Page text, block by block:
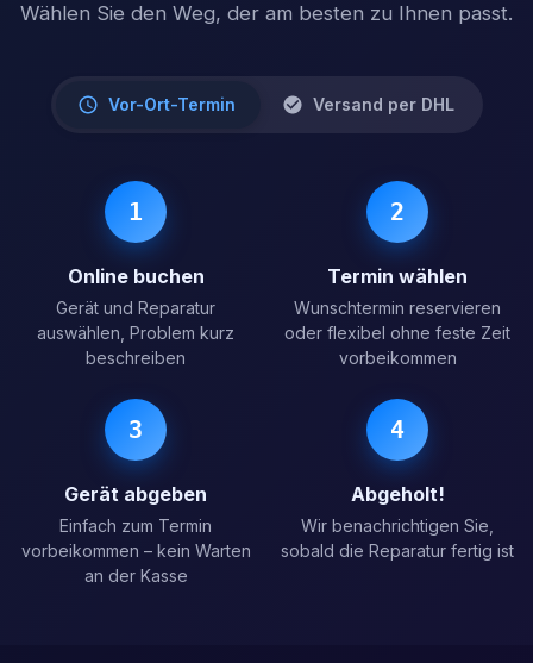
Wählen Sie den Weg, der am besten zu Ihnen passt.
Vor-Ort-Termin Versand per DHL
1
Online buchen
Gerät und Reparatur
auswählen, Problem kurz
beschreiben
2
Termin wählen
Wunschtermin reservieren
oder flexibel ohne feste Zeit
vorbeikommen
3
Gerät abgeben
Einfach zum Termin
vorbeikommen – kein Warten
an der Kasse
4
Abgeholt!
Wir benachrichtigen Sie,
sobald die Reparatur fertig ist